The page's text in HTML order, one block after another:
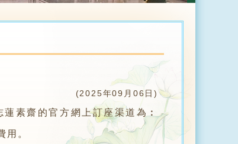
(2025年09月06日)
素齋的官方網上訂座渠道為︰
用。